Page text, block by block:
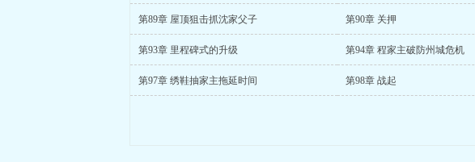
第89章 屋顶狙击抓沈家父子 第90章 关押
第93章 里程碑式的升级 第94章 程家主破防州城危机
第97章 绣鞋抽家主拖延时间 第98章 战起